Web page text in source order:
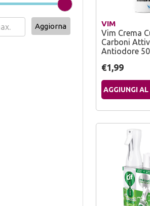
Aggiorna VIM
Vim Crema
Carboni
Antiodore
€1,99
AGGIUNGI